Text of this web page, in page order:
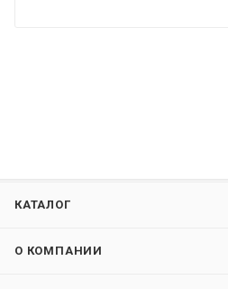
КАТАЛОГ
О КОМПАНИИ